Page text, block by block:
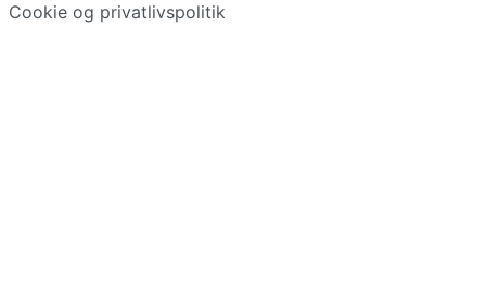
Cookie og privatlivspolitik